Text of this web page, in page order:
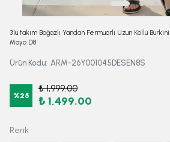
3'lü takım Boğazlı Yandan Fermuarlı Uzun Kollu
Mayo D8
Ürün Kodu: ARM-26Y001045DESEN8S
%25
₺ 1,999.00
₺ 1,499.00
Renk